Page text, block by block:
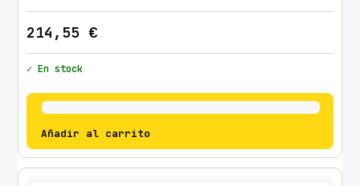
214,55 €
✓ En stock
Añadir al carrito